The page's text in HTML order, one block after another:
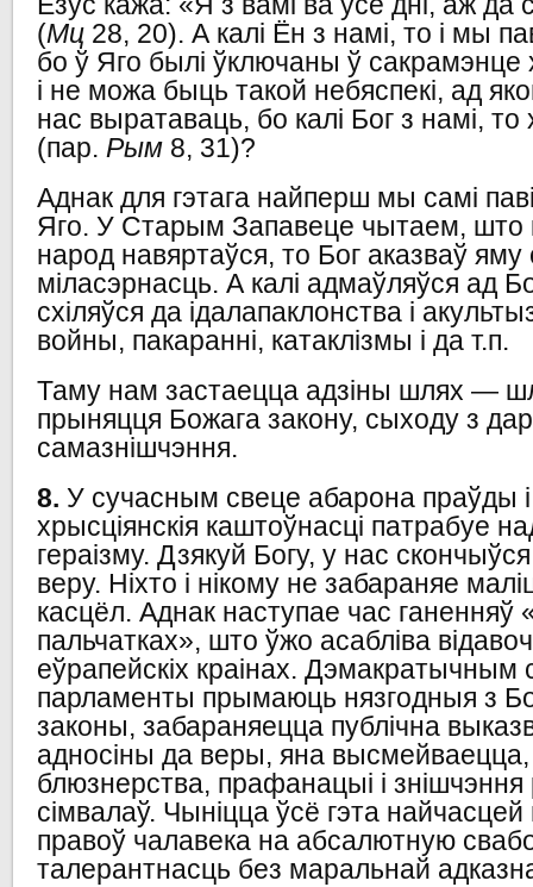
(Мц 28, 20). А калі Ён з намі, то і мы
бо ў Яго былі ўключаны ў сакрамэнце
і не можа быць такой небяспекі, ад
нас выратаваць, бо калі Бог з намі,
(пар.Рым 8, 31)?
Аднак для гэтага найперш мы самі
Яго. У Старым Запавеце чытаем, што
народ навяртаўся, то Бог аказваў
міласэрнасць. А калі адмаўляўся ад
схіляўся да ідалапаклонства і
войны, пакаранні, катаклізмы і да т.п.
Таму нам застаецца адзіны шлях —
прыняцця Божага закону, сыходу з
самазнішчэння.
8. У сучасным свеце абарона праўды
хрысціянскія каштоўнасці патрабуе
гераізму. Дзякуй Богу, у нас
веру. Ніхто і нікому не забараняе
касцёл. Аднак наступае час ганенняў
пальчатках», што ўжо асабліва
еўрапейскіх краінах. Дэмакратычным
парламенты прымаюць нязгодныя з
законы, забараняецца публічна
адносіны да веры, яна
блюзнерства, прафанацыі і знішчэння
сімвалаў. Чыніцца ўсё гэта
правоў чалавека на абсалютную
талерантнасць без маральнай